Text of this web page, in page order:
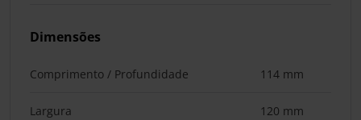
Dimensões
Comprimento / Profundidade 114 mm
Largura 120 mm